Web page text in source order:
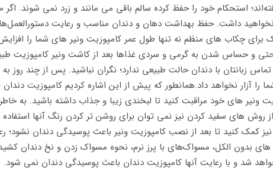
استحکام خود را حفظ کرده سالم باقی می مانند و زرد نمی شوند.
نخواهید داشت. حفظ بهداشت دهان و دندان مناسب و رعایت
برای چکاب های منظم نه تنها طول عمر کامپوزیت ونیر های شما را
و حساس شدن به گرمی و سردی غذاها بعد از کاشت ونیر کامپوزیت
زبانتان با دندان حالت طبیعی ندارد؛ نگران نباشید. پس از چند روز
آزار نخواهد داد.همانطور که پیش از این اشاره کردیم کامپوزیت دندان
به خوبی از کامپوزیت ونیر های خود مراقبت کنید تا لبخندی زیبا و جذاب داشته
روش های سفید کردن نیز نمی توان برای روشن تر کردن رنگ آنها
کمک کنید تا بعد از نصب کامپوزیت ونیر باعث پوسیدگی دندان نشود؛
های بدون الکل، مسواک‌های با پرز نرم، نحوه مسواک زدن و نخ دندان
شد و با رعایت آنها کامپوزیت دندان باعث پوسیدگی دندان نمی شود.